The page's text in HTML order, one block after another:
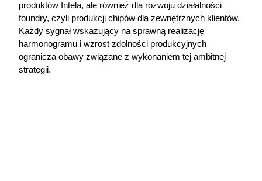
produktów Intela, ale również dla rozwoju działalności
foundry, czyli produkcji chipów dla zewnętrznych klientów.
Każdy sygnał wskazujący na sprawną realizację
harmonogramu i wzrost zdolności produkcyjnych
ogranicza obawy związane z wykonaniem tej ambitnej
strategii.